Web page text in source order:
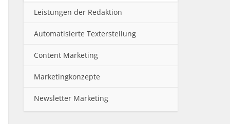
Leistungen der Redaktion
Automatisierte Texterstellung
Content Marketing
Marketingkonzepte
Newsletter Marketing